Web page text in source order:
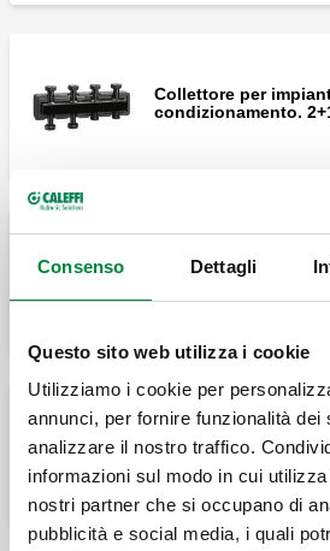
Consenso Dettagli
Questo sito web utilizza i cookie
Utilizziamo i cookie per
annunci, per fornire funzionalità dei
analizzare il nostro traffico.
informazioni sul modo in cui
nostri partner che si occupano di
pubblicità e social media, i quali
Collettore per
condizionamento.
Collettore per
Collettore per
condizionamento. 4